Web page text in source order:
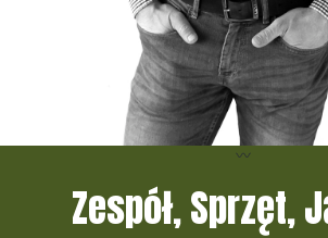
Zespół, Sprzęt,